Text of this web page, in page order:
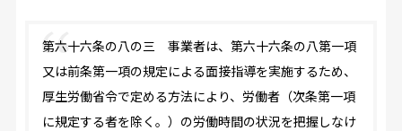
第六十六条の八の三 事業者は、第六十六条の八第一項
又は前条第一項の規定による面接指導を実施するため、
厚生労働省令で定める方法により、労働者（次条第一項
に規定する者を除く。）の労働時間の状況を把握しなけ